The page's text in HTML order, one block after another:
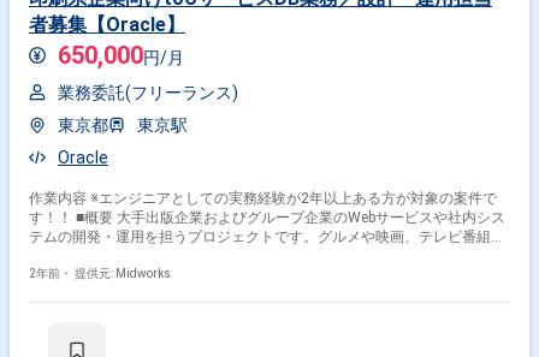
扱っておりません。
者募集【Oracle】
650,000円/月
業務委託(フリーランス)
東京都
東京駅
Oracle
作業内容 ※エンジニアとしての実務経験が2年以上ある方が対象の案件で
す！！ ■概要 大手出版企業およびグループ企業のWebサービスや社内シス
テムの開発・運用を担うプロジェクトです。グルメや映画、テレビ番組情
担当していただきます。仕様調整が求められるため、ディレクターと仕様
応業務 ・状況に応じたプロジェクト参画および作業対応
2年前・ 提供元: Midworks